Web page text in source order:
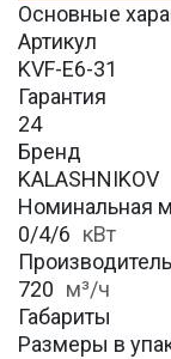
Основные
Артикул
KVF-E6-31
Гарантия
24
Бренд
KALASHNIKOV
Номинальная
0/4/6 кВт
720 м³/ч
Габариты
Размеры в